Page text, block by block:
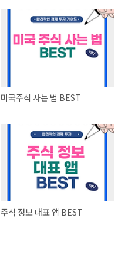
미국주식 사는 법 BEST
주식 정보 대표 앱 BEST